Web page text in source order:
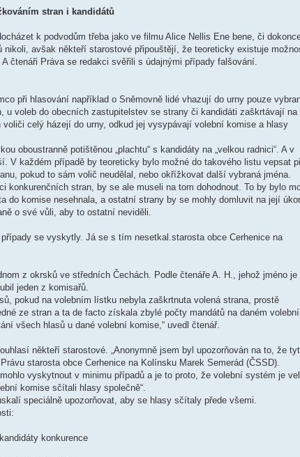
stran i kandidátů
k podvodům třeba jako ve filmu Alice Nellis Ene bene, či
avšak někteří starostové připouštějí, že teoreticky existuje
čtenáři Práva se redakci svěřili s údajnými případy falšování.
při hlasování například o Sněmovně lidé vhazují do urny pouze
voleb do obecních zastupitelstev se strany či kandidáti zaškrtávají na
celý házejí do urny, odkud jej vysypávají volební komise a hlasy
oboustranně potištěnou „plachtu“ s kandidáty na „velkou radnici“. A v
V každém případě by teoreticky bylo možné do takového listu vepsat
pokud to sám volič neudělal, nebo okřížkovat další vybraná jména.
konkurenčních stran, by se ale museli na tom dohodnout. To by bylo
do komise nesehnala, a ostatní strany by se mohly domluvit na její
o své vůli, aby to ostatní neviděli.
se vyskytly. Já se s tím nesetkal.starosta obce Cerhenice na
z okrsků ve středních Čechách. Podle čtenáře A. H., jehož jméno je
jeden z komisařů.
pokud na volebním lístku nebyla zaškrtnuta volená strana, prostě
ze stran a ta de facto získala zbylé počty mandátů na daném
všech hlasů u dané volební komise,“ uvedl čtenář.
někteří starostové. „Anonymně jsem byl upozorňován na to, že
starosta obce Cerhenice na Kolínsku Marek Semerád (ČSSD).
vyskytnout v minimu případů a je to proto, že volební systém je
komise sčítali hlasy společně“.
speciálně upozorňovat, aby se hlasy sčítaly přede všemi.
konkurence